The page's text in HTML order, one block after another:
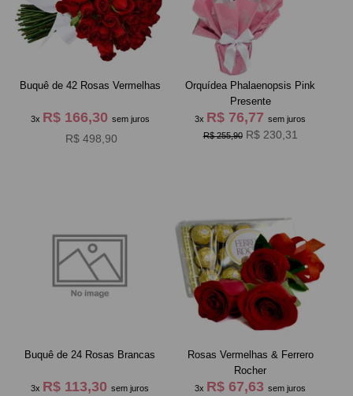
Buquê de 42 Rosas Vermelhas
3x R$ 166,30 sem juros
R$ 498,90
Orquídea Phalaenopsis Pink
Presente
3x R$ 76,77sem juros
R$ 255,90 R$ 230,31
Buquê de 24 Rosas Brancas
3x R$ 113,30sem juros
Rosas Vermelhas & Ferrero
Rocher
3x R$ 67,63sem juros